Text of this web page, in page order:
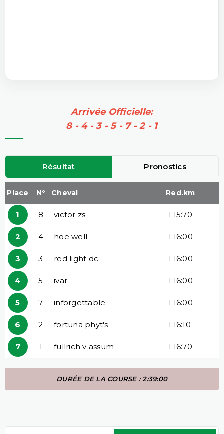
Arrivée Officielle:
8 - 4 - 3 - 5 - 7 - 2 - 1
Résultat Pronostics
Place N° Cheval Red.km
1 8 victor zs 1:15:70
2 4 hoe well 1:16:00
3 3 red light dc 1:16:00
4 5 ivar 1:16:00
5 7 inforgettable 1:16:00
6 2 fortuna phyt's 1:16:10
7 1 fullrich v assum 1:16:70
DURÉE DE LA COURSE : 2:39:00